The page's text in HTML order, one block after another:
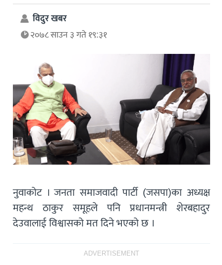
विदुर खबर
२०७८ साउन ३ गते १९:३१
नुवाकोट । जनता समाजवादी पार्टी (जसपा)का अध्यक्ष
महन्थ ठाकुर समूहले पनि प्रधानमन्त्री शेरबहादुर
देउवालाई विश्वासको मत दिने भएको छ ।
ADVERTISEMENT